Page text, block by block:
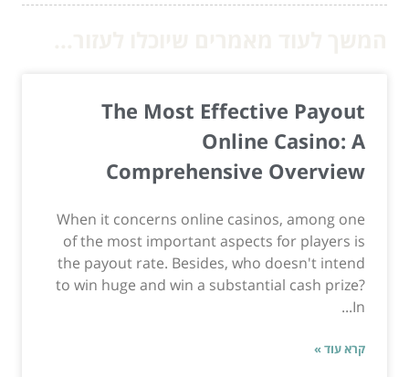
The Most Effective Payout
Online Casino: A
Comprehensive Overview
When it concerns online casinos, among one
of the most important aspects for players is
the payout rate. Besides, who doesn't intend
to win huge and win a substantial cash prize?
In...
קרא עוד »